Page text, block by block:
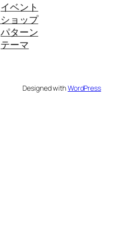
イベント
ショップ
パターン
テーマ
Designed withWordPress